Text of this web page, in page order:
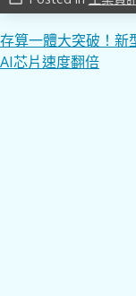
文
章
存算一體大突破！新
AI芯片速度翻倍